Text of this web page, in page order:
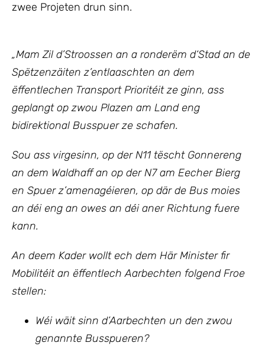
zwee Projeten drun sinn.
„Mam Zil d’Stroossen an a ronderëm d‘Stad an de
Spëtzenzäiten z’entlaaschten an dem
ëffentlechen Transport Prioritéit ze ginn, ass
geplangt op zwou Plazen am Land eng
bidirektional Busspuer ze schafen.
Sou ass virgesinn, op der N11 tëscht Gonnereng
an dem Waldhaff an op der N7 am Eecher Bierg
en Spuer z’amenagéieren, op där de Bus moies
an déi eng an owes an déi aner Richtung fuere
kann.
An deem Kader wollt ech dem Här Minister fir
Mobilitéit an ëffentlech Aarbechten folgend Froe
stellen:
Wéi wäit sinn d’Aarbechten un den zwou
genannte Busspueren?